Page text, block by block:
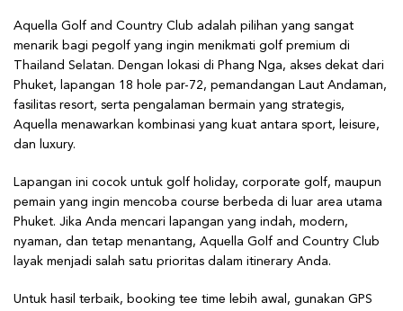
Aquella Golf and Country Club adalah pilihan yang sangat
menarik bagi pegolf yang ingin menikmati golf premium di
Thailand Selatan. Dengan lokasi di Phang Nga, akses dekat dari
Phuket, lapangan 18 hole par-72, pemandangan Laut Andaman,
fasilitas resort, serta pengalaman bermain yang strategis,
Aquella menawarkan kombinasi yang kuat antara sport, leisure,
dan luxury.
Lapangan ini cocok untuk golf holiday, corporate golf, maupun
pemain yang ingin mencoba course berbeda di luar area utama
Phuket. Jika Anda mencari lapangan yang indah, modern,
nyaman, dan tetap menantang, Aquella Golf and Country Club
layak menjadi salah satu prioritas dalam itinerary Anda.
Untuk hasil terbaik, booking tee time lebih awal, gunakan GPS